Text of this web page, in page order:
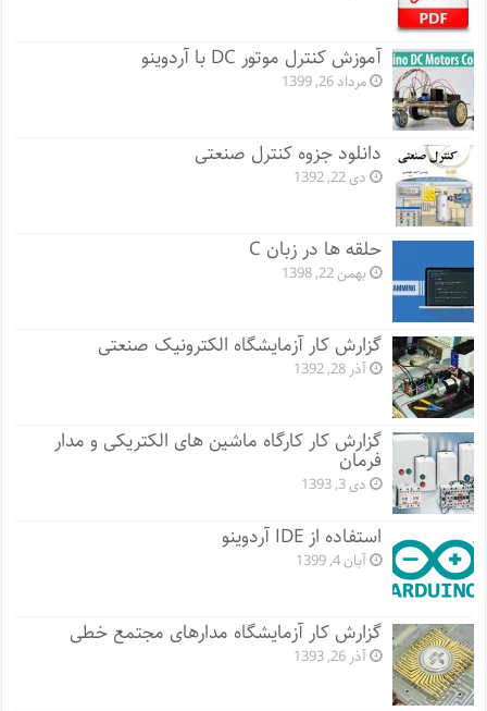
آموزش کنترل موتور DC با آردوینو
مرداد 26, 1399
دانلود جزوه کنترل صنعتی
دی 22, 1392
حلقه ها در زبان C
بهمن 22, 1398
گزارش کار آزمایشگاه الکترونیک صنعتی
آذر 28, 1392
گزارش کار کارگاه ماشین های الکتریکی و مدار
فرمان
دی 3, 1393
استفاده از IDE آردوینو
آبان 4, 1399
گزارش کار آزمایشگاه مدارهای مجتمع خطی
آذر 26, 1393